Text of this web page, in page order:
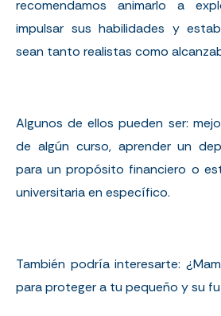
recomendamos animarlo a
impulsar sus habilidades y
sean tanto realistas como
Algunos de ellos pueden ser:
de algún curso, aprender un
para un propósito financiero o
universitaria en específico.
También podría interesarte:
para proteger a tu pequeño y su